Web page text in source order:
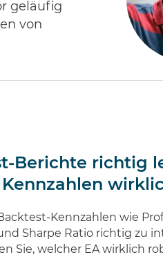
geläufig
von
Berichte richtig
Backtest-Kennzahlen wie
Sharpe Ratio richtig zu
Sie, welcher EA wirklich